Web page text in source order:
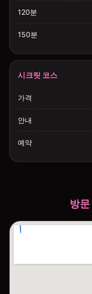
120분
150분
시크릿 코스
가격
안내
예약
방